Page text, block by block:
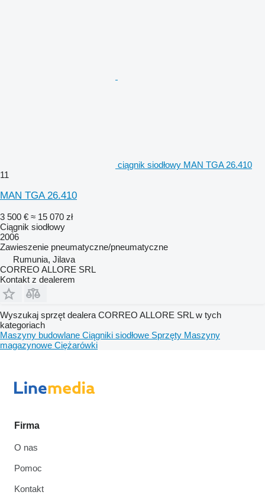
ciągnik siodłowy MAN TGA 26.410
11
MAN TGA 26.410
3 500 € ≈ 15 070 zł
Ciągnik siodłowy
2006
Zawieszenie pneumatyczne/pneumatyczne
Rumunia, Jilava
CORREO ALLORE SRL
Kontakt z dealerem
Wyszukaj sprzęt dealera CORREO ALLORE SRL w tych
kategoriach
Maszyny budowlane Ciągniki siodłowe Sprzęty Maszyny
magazynowe Ciężarówki
Firma
O nas
Pomoc
Kontakt